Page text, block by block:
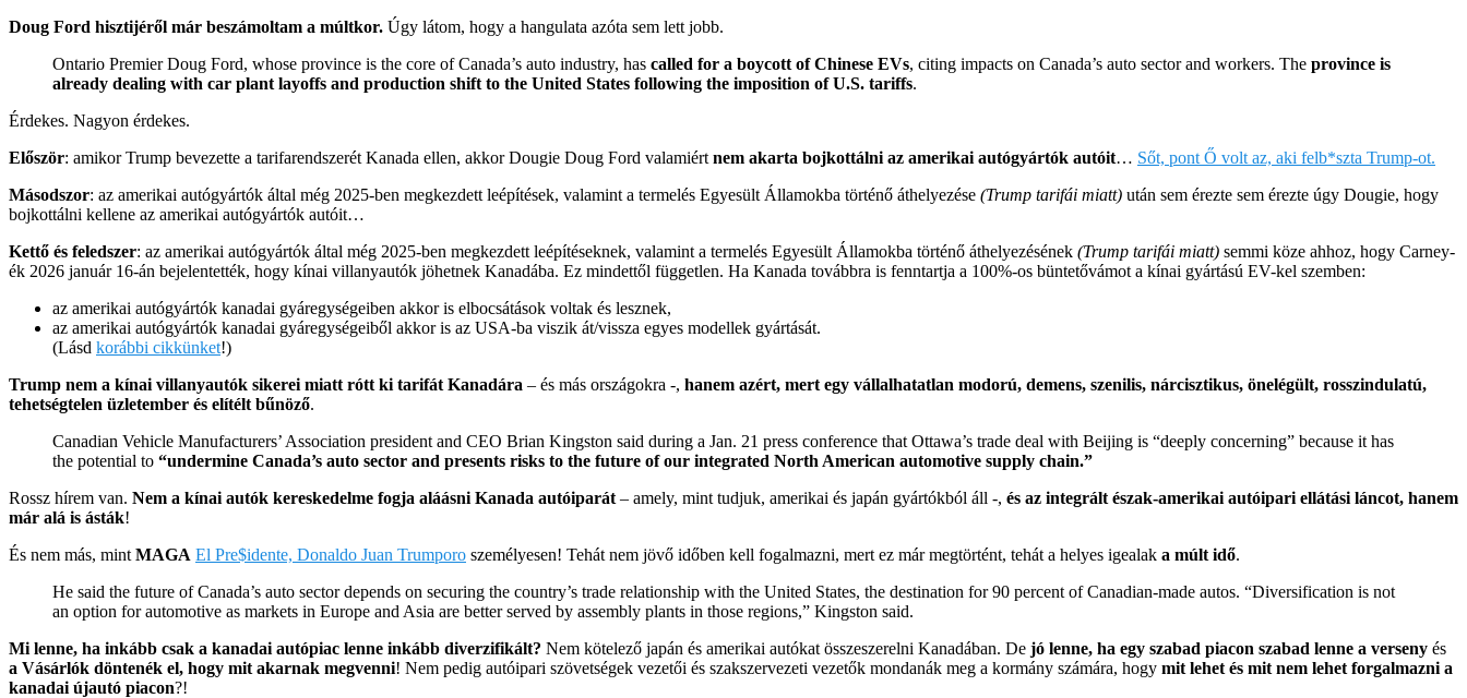
Doug Ford hisztijéről már beszámoltam a múltkor. Úgy látom, hogy a hangulata azóta sem lett jobb.
Ontario Premier Doug Ford, whose province is the core of Canada’s auto industry, has called for a boycott of Chinese EVs, citing impacts on Canada’s auto sector and workers. The province is
already dealing with car plant layoffs and production shift to the United States following the imposition of U.S. tariffs.
Érdekes. Nagyon érdekes.
Először: amikor Trump bevezette a tarifarendszerét Kanada ellen, akkor Dougie Doug Ford valamiért nem akarta bojkottálni az amerikai autógyártók autóit… Sőt, pont Ő volt az, aki felb*szta Trump-ot.
Másodszor: az amerikai autógyártók által még 2025-ben megkezdett leépítések, valamint a termelés Egyesült Államokba történő áthelyezése (Trump tarifái miatt) után sem érezte sem érezte úgy Dougie, hogy
bojkottálni kellene az amerikai autógyártók autóit…
Kettő és feledszer: az amerikai autógyártók által még 2025-ben megkezdett leépítéseknek, valamint a termelés Egyesült Államokba történő áthelyezésének (Trump tarifái miatt) semmi köze ahhoz, hogy Carney-
ék 2026 január 16-án bejelentették, hogy kínai villanyautók jöhetnek Kanadába. Ez mindettől független. Ha Kanada továbbra is fenntartja a 100%-os büntetővámot a kínai gyártású EV-kel szemben:
az amerikai autógyártók kanadai gyáregységeiben akkor is elbocsátások voltak és lesznek,
az amerikai autógyártók kanadai gyáregységeiből akkor is az USA-ba viszik át/vissza egyes modellek gyártását.
(Lásd korábbi cikkünket!)
Trump nem a kínai villanyautók sikerei miatt rótt ki tarifát Kanadára – és más országokra -, hanem azért, mert egy vállalhatatlan modorú, demens, szenilis, nárcisztikus, önelégült, rosszindulatú,
tehetségtelen üzletember és elítélt bűnöző.
Canadian Vehicle Manufacturers’ Association president and CEO Brian Kingston said during a Jan. 21 press conference that Ottawa’s trade deal with Beijing is “deeply concerning” because it has
the potential to “undermine Canada’s auto sector and presents risks to the future of our integrated North American automotive supply chain.”
Rossz hírem van. Nem a kínai autók kereskedelme fogja aláásni Kanada autóiparát – amely, mint tudjuk, amerikai és japán gyártókból áll -, és az integrált észak-amerikai autóipari ellátási láncot, hanem
már alá is ásták!
És nem más, mint MAGA El Pre$idente, Donaldo Juan Trumporo személyesen! Tehát nem jövő időben kell fogalmazni, mert ez már megtörtént, tehát a helyes igealak a múlt idő.
He said the future of Canada’s auto sector depends on securing the country’s trade relationship with the United States, the destination for 90 percent of Canadian-made autos. “Diversification is not
an option for automotive as markets in Europe and Asia are better served by assembly plants in those regions,” Kingston said.
Mi lenne, ha inkább csak a kanadai autópiac lenne inkább diverzifikált? Nem kötelező japán és amerikai autókat összeszerelni Kanadában. De jó lenne, ha egy szabad piacon szabad lenne a verseny és
a Vásárlók döntenék el, hogy mit akarnak megvenni! Nem pedig autóipari szövetségek vezetői és szakszervezeti vezetők mondanák meg a kormány számára, hogy mit lehet és mit nem lehet forgalmazni a
kanadai újautó piacon?!